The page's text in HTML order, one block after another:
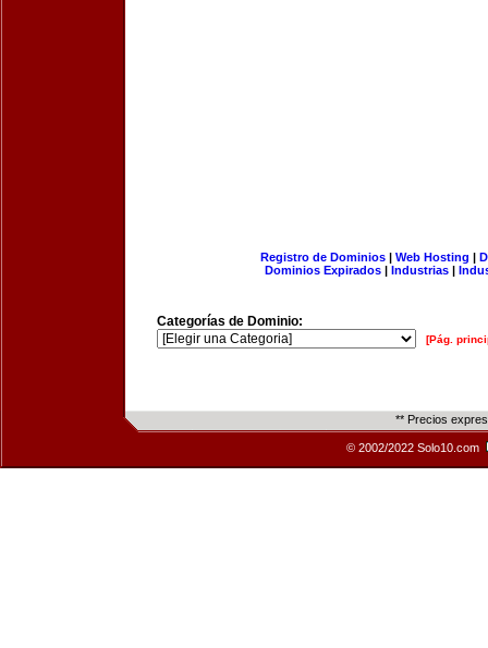
Registro de Dominios| Web Hosting |
Dominios Expirados | Industrias |
Categorías de Dominio:
[Pág.
** Precios
© 2002/2022 Solo10.com